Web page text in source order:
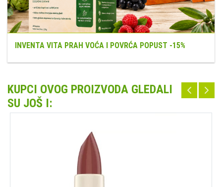
INVENTA VITA PRAH VOĆA I POVRĆA POPUST -15%
KUPCI OVOG PROIZVODA GLEDALI
SU JOŠ I: